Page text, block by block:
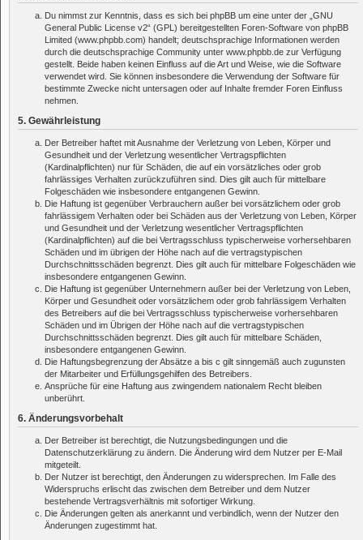
Du nimmst zur Kenntnis, dass es sich bei phpBB um eine unter der „ GNU
General Public License v2“ (GPL) bereitgestellten Foren-Software von phpBB
Limited (www.phpbb.com) handelt; deutschsprachige Informationen werden
durch die deutschsprachige Community unter www.phpbb.de zur Verfügung
gestellt. Beide haben keinen Einfluss auf die Art und Weise, wie die Software
verwendet wird. Sie können insbesondere die Verwendung der Software für
bestimmte Zwecke nicht untersagen oder auf Inhalte fremder Foren Einfluss
nehmen.
5. Gewährleistung
Der Betreiber haftet mit Ausnahme der Verletzung von Leben, Körper und
Gesundheit und der Verletzung wesentlicher Vertragspflichten
(Kardinalpflichten) nur für Schäden, die auf ein vorsätzliches oder grob
fahrlässiges Verhalten zurückzuführen sind. Dies gilt auch für mittelbare
Folgeschäden wie insbesondere entgangenen Gewinn.
Die Haftung ist gegenüber Verbrauchern außer bei vorsätzlichem oder grob
fahrlässigem Verhalten oder bei Schäden aus der Verletzung von Leben, Körper
und Gesundheit und der Verletzung wesentlicher Vertragspflichten
(Kardinalpflichten) auf die bei Vertragsschluss typischerweise vorhersehbaren
Schäden und im übrigen der Höhe nach auf die vertragstypischen
Durchschnittsschäden begrenzt. Dies gilt auch für mittelbare Folgeschäden wie
insbesondere entgangenen Gewinn.
Die Haftung ist gegenüber Unternehmern außer bei der Verletzung von Leben,
Körper und Gesundheit oder vorsätzlichem oder grob fahrlässigem Verhalten
des Betreibers auf die bei Vertragsschluss typischerweise vorhersehbaren
Schäden und im Übrigen der Höhe nach auf die vertragstypischen
Durchschnittsschäden begrenzt. Dies gilt auch für mittelbare Schäden,
insbesondere entgangenen Gewinn.
Die Haftungsbegrenzung der Absätze a bis c gilt sinngemäß auch zugunsten
der Mitarbeiter und Erfüllungsgehilfen des Betreibers.
Ansprüche für eine Haftung aus zwingendem nationalem Recht bleiben
unberührt.
6. Änderungsvorbehalt
Der Betreiber ist berechtigt, die Nutzungsbedingungen und die
Datenschutzerklärung zu ändern. Die Änderung wird dem Nutzer per E-Mail
mitgeteilt.
Der Nutzer ist berechtigt, den Änderungen zu widersprechen. Im Falle des
Widerspruchs erlischt das zwischen dem Betreiber und dem Nutzer
bestehende Vertragsverhältnis mit sofortiger Wirkung.
Die Änderungen gelten als anerkannt und verbindlich, wenn der Nutzer den
Änderungen zugestimmt hat.